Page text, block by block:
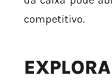
competitivo.